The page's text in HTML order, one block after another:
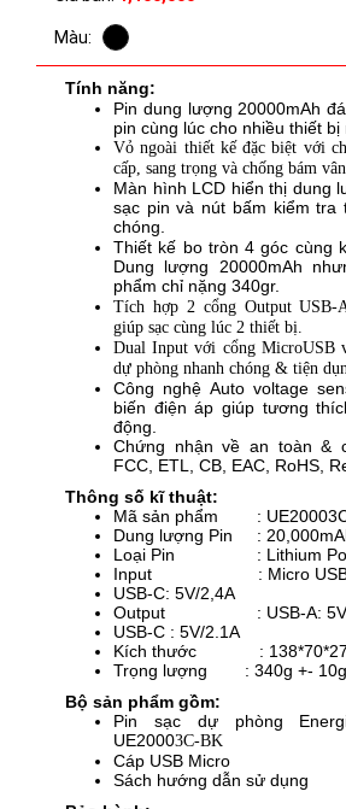
Màu:
Tính năng:
Pin dung lượng 20000mAh
pin cùng lúc cho nhiều thiết bị
Vỏ ngoài thiết kế đặc biệt với
cấp, sang trọng và chống bám
Màn hình LCD hiển thị dung
sạc pin và nút bấm kiểm tra
chóng.
Thiết kế bo tròn 4 góc cùng
Dung lượng 20000mAh
phẩm chỉ nặng 340gr.
Tích hợp 2 cổng Output
giúp sạc cùng lúc 2 thiết bị.
Dual Input với cổng MicroUSB
dự phòng nhanh chóng & tiện
Công nghệ Auto voltage
biến điện áp giúp tương
động.
Chứng nhận về an toàn &
FCC, ETL, CB, EAC, RoHS,
Thông số kĩ thuật:
Mã sản phẩm :
Dung lượng Pin :
Loại Pin : Lithium
Input : Micro USB
USB-C: 5V/2,4A
Output : USB-A: 5V,
USB-C : 5V/2.1A
Kích thước :
Trọng lượng
: 340g +- 10g
Bộ sản phẩm gồm:
Pin sạc dự phòng
UE20003C-BK
Cáp USB Micro
Sách hướng dẫn sử dụng